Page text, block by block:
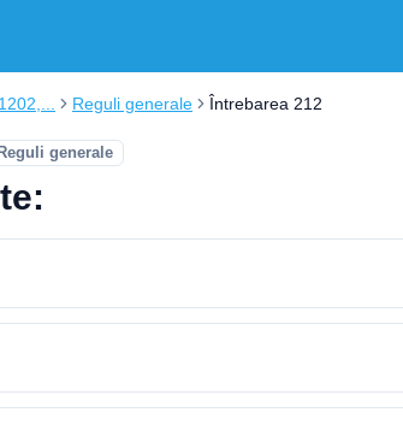
Reguli generale Întrebarea 212
Reguli generale